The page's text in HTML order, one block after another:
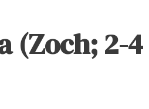
(Zoch; 2-